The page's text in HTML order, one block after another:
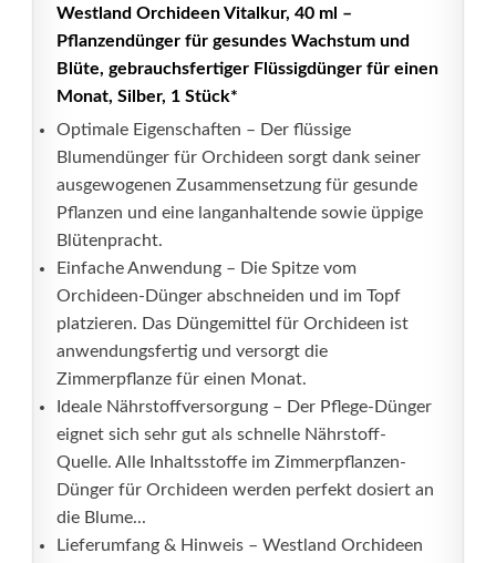
Westland Orchideen Vitalkur, 40 ml –
Pflanzendünger für gesundes Wachstum und
Blüte, gebrauchsfertiger Flüssigdünger für einen
Monat, Silber, 1 Stück*
Optimale Eigenschaften – Der flüssige
Blumendünger für Orchideen sorgt dank seiner
ausgewogenen Zusammensetzung für gesunde
Pflanzen und eine langanhaltende sowie üppige
Blütenpracht.
Einfache Anwendung – Die Spitze vom
Orchideen-Dünger abschneiden und im Topf
platzieren. Das Düngemittel für Orchideen ist
anwendungsfertig und versorgt die
Zimmerpflanze für einen Monat.
Ideale Nährstoffversorgung – Der Pflege-Dünger
eignet sich sehr gut als schnelle Nährstoff-
Quelle. Alle Inhaltsstoffe im Zimmerpflanzen-
Dünger für Orchideen werden perfekt dosiert an
die Blume...
Lieferumfang & Hinweis – Westland Orchideen